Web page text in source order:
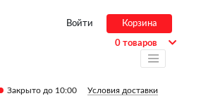
Закрыто до 10:00 Условия доставки
Войти Корзина
0 товаров